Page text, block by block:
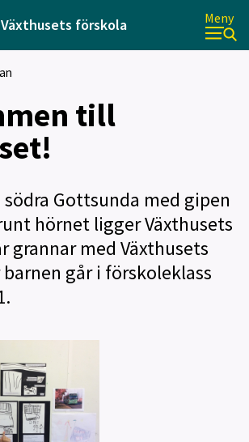
Växthusets förskola Meny
till
Gottsunda med gipen
hörnet ligger Växthusets
grannar med Växthusets
går i förskoleklass